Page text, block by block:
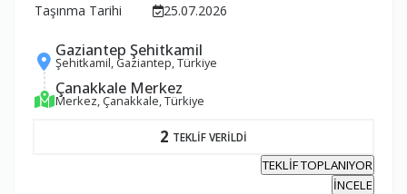
Taşınma Tarihi
25.07.2026
Gaziantep Şehitkamil
Şehitkamil, Gaziantep, Türkiye
Çanakkale Merkez
Merkez, Çanakkale, Türkiye
2 TEKLİF VERİLDİ
TEKLİF TOPLANIYOR
İNCELE